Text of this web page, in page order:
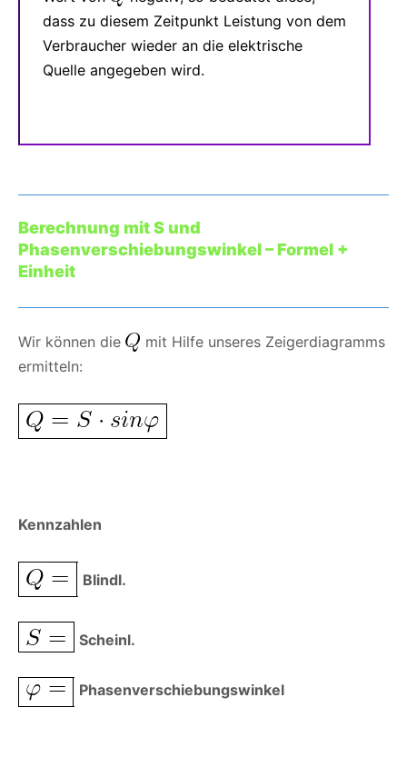
dass zu diesem Zeitpunkt Leistung von dem
Verbraucher wieder an die elektrische
Quelle angegeben wird.
Berechnung mit S und
Phasenverschiebungswinkel – Formel +
Einheit
Wir können die
mit Hilfe unseres Zeigerdiagramms
ermitteln:
Kennzahlen
Blindl.
Scheinl.
Phasenverschiebungswinkel